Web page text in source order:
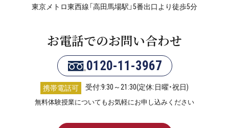
東京メトロ東西線「高田馬場駅」5番出口より徒歩5分
お電話でのお問い合わせ
0120-11-3967
携帯電話可 受付:9:30～21:30(定休:日曜・祝日)
無料体験授業についてもお気軽にお申し込みください